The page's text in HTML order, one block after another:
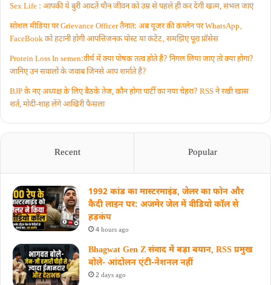
Sex Life : आपकी ये बुरी आदतें याैन जीवन को उम्र से पहले ही कर देंगी खत्म, संभल जाएं
सोशल मीडिया पर Grievance Officer तैनात: अब यूजर की कंप्लेन पर WhatsApp‚
FaceBook को हटानी होगी आपत्तिजनक पोस्ट या कंटेंट‚ समझिए पूरा प्रॉसेस
Protein Loss In semen:वीर्य में क्या पोषक तत्व होते हैं? निगल लिया जाए तो क्या होगा?
जानिए उन सवालों के जवाब जिनसे आप शर्माते हैं?
BJP के नए अध्यक्ष के लिए बैठकें तेज, कौन होगा पार्टी का नया चेहरा? RSS ने रखी खास
शर्त, मोदी-शाह लेंगे आखिरी फैसला
Recent Popular
1992 कांड का मास्टरमाइंड, जेलर का फोन और
कैदी लाइन पर: अजमेर जेल में वीडियो कॉल से
हड़कंप
4 hours ago
Bhagwat Gen Z संवाद में बड़ा बयान, RSS प्रमुख
बोले- आंदोलन एंटी-नेशनल नहीं
2 days ago